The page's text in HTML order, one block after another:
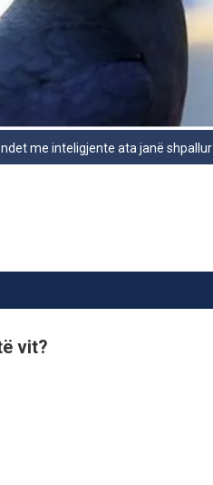
me inteligjente ata janë shpallur
vit?